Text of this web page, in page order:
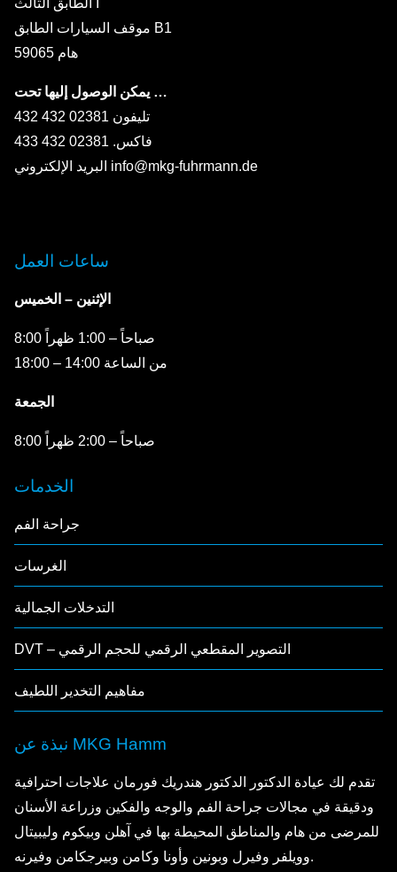
موقف السيارات الطابق B1
59065 هام
يمكن الوصول إليها تحت …
تليفون 02381 432 432
فاكس. 02381 432 433
البريد الإلكتروني info@mkg-fuhrmann.de
ساعات العمل
الإثنين – الخميس
8:00 صباحاً – 1:00 ظهراً
من الساعة 14:00 – 18:00
الجمعة
8:00 صباحاً – 2:00 ظهراً
الخدمات
جراحة الفم
الغرسات
التدخلات الجمالية
DVT – التصوير المقطعي الرقمي للحجم الرقمي
مفاهيم التخدير اللطيف
نبذة عن MKG Hamm
تقدم لك عيادة الدكتور الدكتور هندريك فورمان علاجات احترافية
ودقيقة في مجالات جراحة الفم والوجه والفكين وزراعة الأسنان
للمرضى من هام والمناطق المحيطة بها في آهلن وبيكوم وليبيتال
وويلفر وفيرل وبونين وأونا وكامن وبيرجكامن وفيرنه.